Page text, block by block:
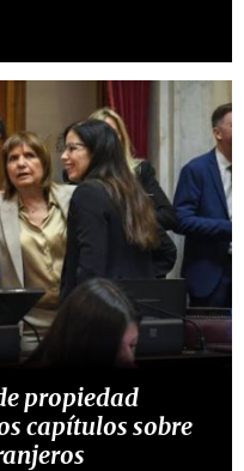
propiedad
capítulos sobre